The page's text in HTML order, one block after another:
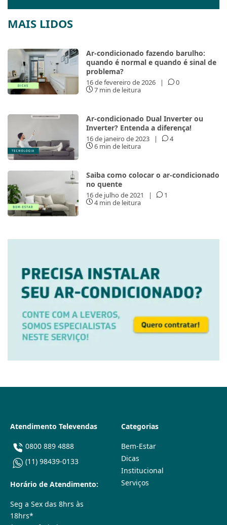
MAIS LIDOS
Ar-condicionado fazendo barulho:
quando é normal e quando é sinal de
problema?
16 de fevereiro de 2026 |
0
7 min de leitura
Ar-condicionado Dual Inverter ou
Inverter? Entenda a diferença!
16 de janeiro de 2023 |
4
6 min de leitura
Saiba como colocar o ar-condicionado
no quente
16 de julho de 2021 |
1
4 min de leitura
Atendimento Televendas
0800 889 4888
(11) 98439-0133
Horário de Atendimento:
Seg a Sex das 8hrs às
18hrs*
Categorias
Bem-Estar
Dicas
Institucional
Serviços